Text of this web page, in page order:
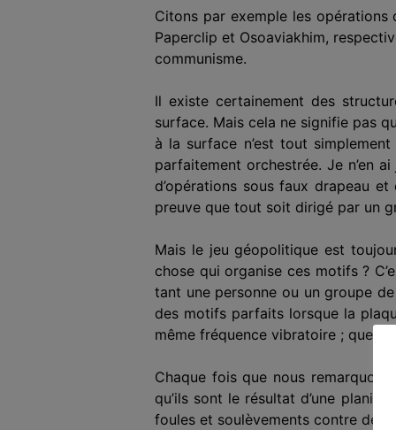
Citons par exemple les
Paperclip et Osoaviakhim,
communisme.
Il existe certainement des
surface. Mais cela ne signifie pas
à la surface n’est tout
parfaitement orchestrée. Je n’en
d’opérations sous faux drapeau
preuve que tout soit dirigé par un
Mais le jeu géopolitique est
chose qui organise ces motifs ?
tant une personne ou un groupe
des motifs parfaits lorsque la
même fréquence vibratoire ;
Chaque fois que nous
qu’ils sont le résultat d’une
foules et soulèvements contre des